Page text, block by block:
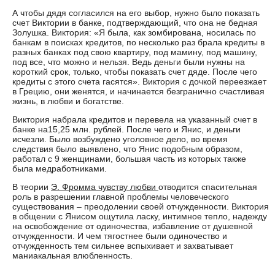
А чтобы дядя согласился на его выбор, нужно было показать
счет Виктории в банке, подтверждающий, что она не бедная
Золушка. Виктория: «Я была, как зомбирована, носилась по
банкам в поисках кредитов, по несколько раз брала кредиты в
разных банках под свою квартиру, под мамину, под машину,
под все, что можно и нельзя. Ведь деньги были нужны на
короткий срок, только, чтобы показать счет дяде. После чего
кредиты с этого счета гасятся». Виктория с дочкой переезжает
в Грецию, они женятся, и начинается безгранично счастливая
жизнь, в любви и богатстве.
Виктория набрала кредитов и перевела на указанный счет в
банке на15,25 млн. рублей. После чего и Янис, и деньги
исчезли. Было возбуждено уголовное дело, во время
следствия было выявлено, что Янис подобным образом,
работал с 9 женщинами, большая часть из которых также
была медработниками.
В теории Э. Фромма чувству любви отводится спасительная
роль в разрешении главной проблемы человеческого
существования – преодолении своей отчужденности. Виктория
в общении с Янисом ощутила ласку, интимное тепло, надежду
на освобождение от одиночества, избавление от душевной
отчужденности. И чем тягостнее были одиночество и
отчужденность тем сильнее вспыхивает и захватывает
маниакальная влюбленность.